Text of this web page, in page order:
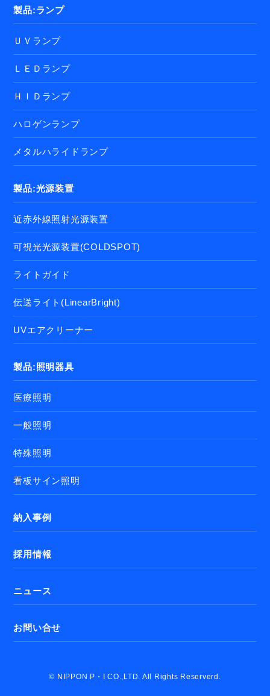
製品:ランプ
ＵＶランプ
ＬＥＤランプ
ＨＩＤランプ
ハロゲンランプ
メタルハライドランプ
製品:光源装置
近赤外線照射光源装置
可視光光源装置(COLDSPOT)
ライトガイド
伝送ライト(LinearBright)
UVエアクリーナー
製品:照明器具
医療照明
一般照明
特殊照明
看板サイン照明
納入事例
採用情報
ニュース
お問い合せ
© NIPPON P・I CO.,LTD. All Rights Reserverd.